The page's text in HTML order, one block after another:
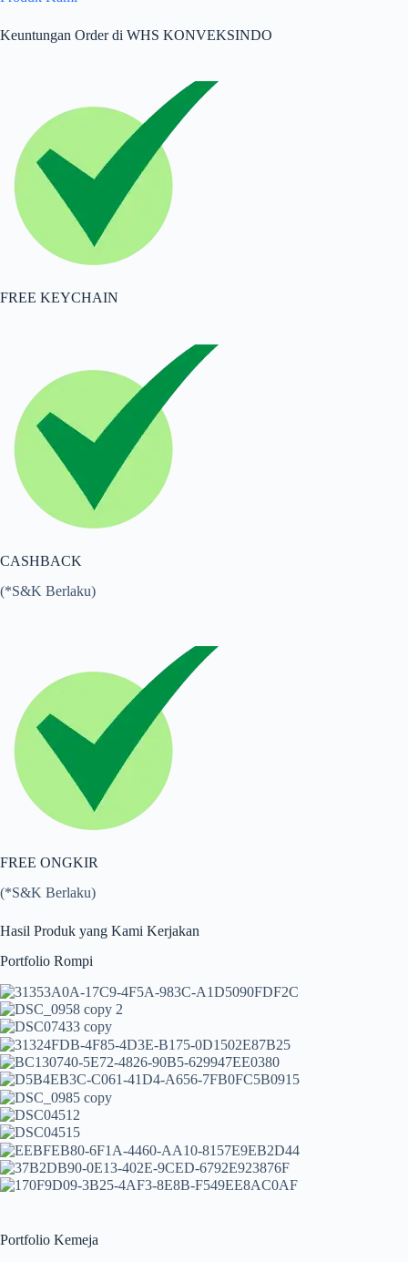
Keuntungan Order di WHS KONVEKSINDO
FREE KEYCHAIN
CASHBACK
(*S&K Berlaku)
FREE ONGKIR
(*S&K Berlaku)
Hasil Produk yang Kami Kerjakan
Portfolio Rompi
Portfolio Kemeja